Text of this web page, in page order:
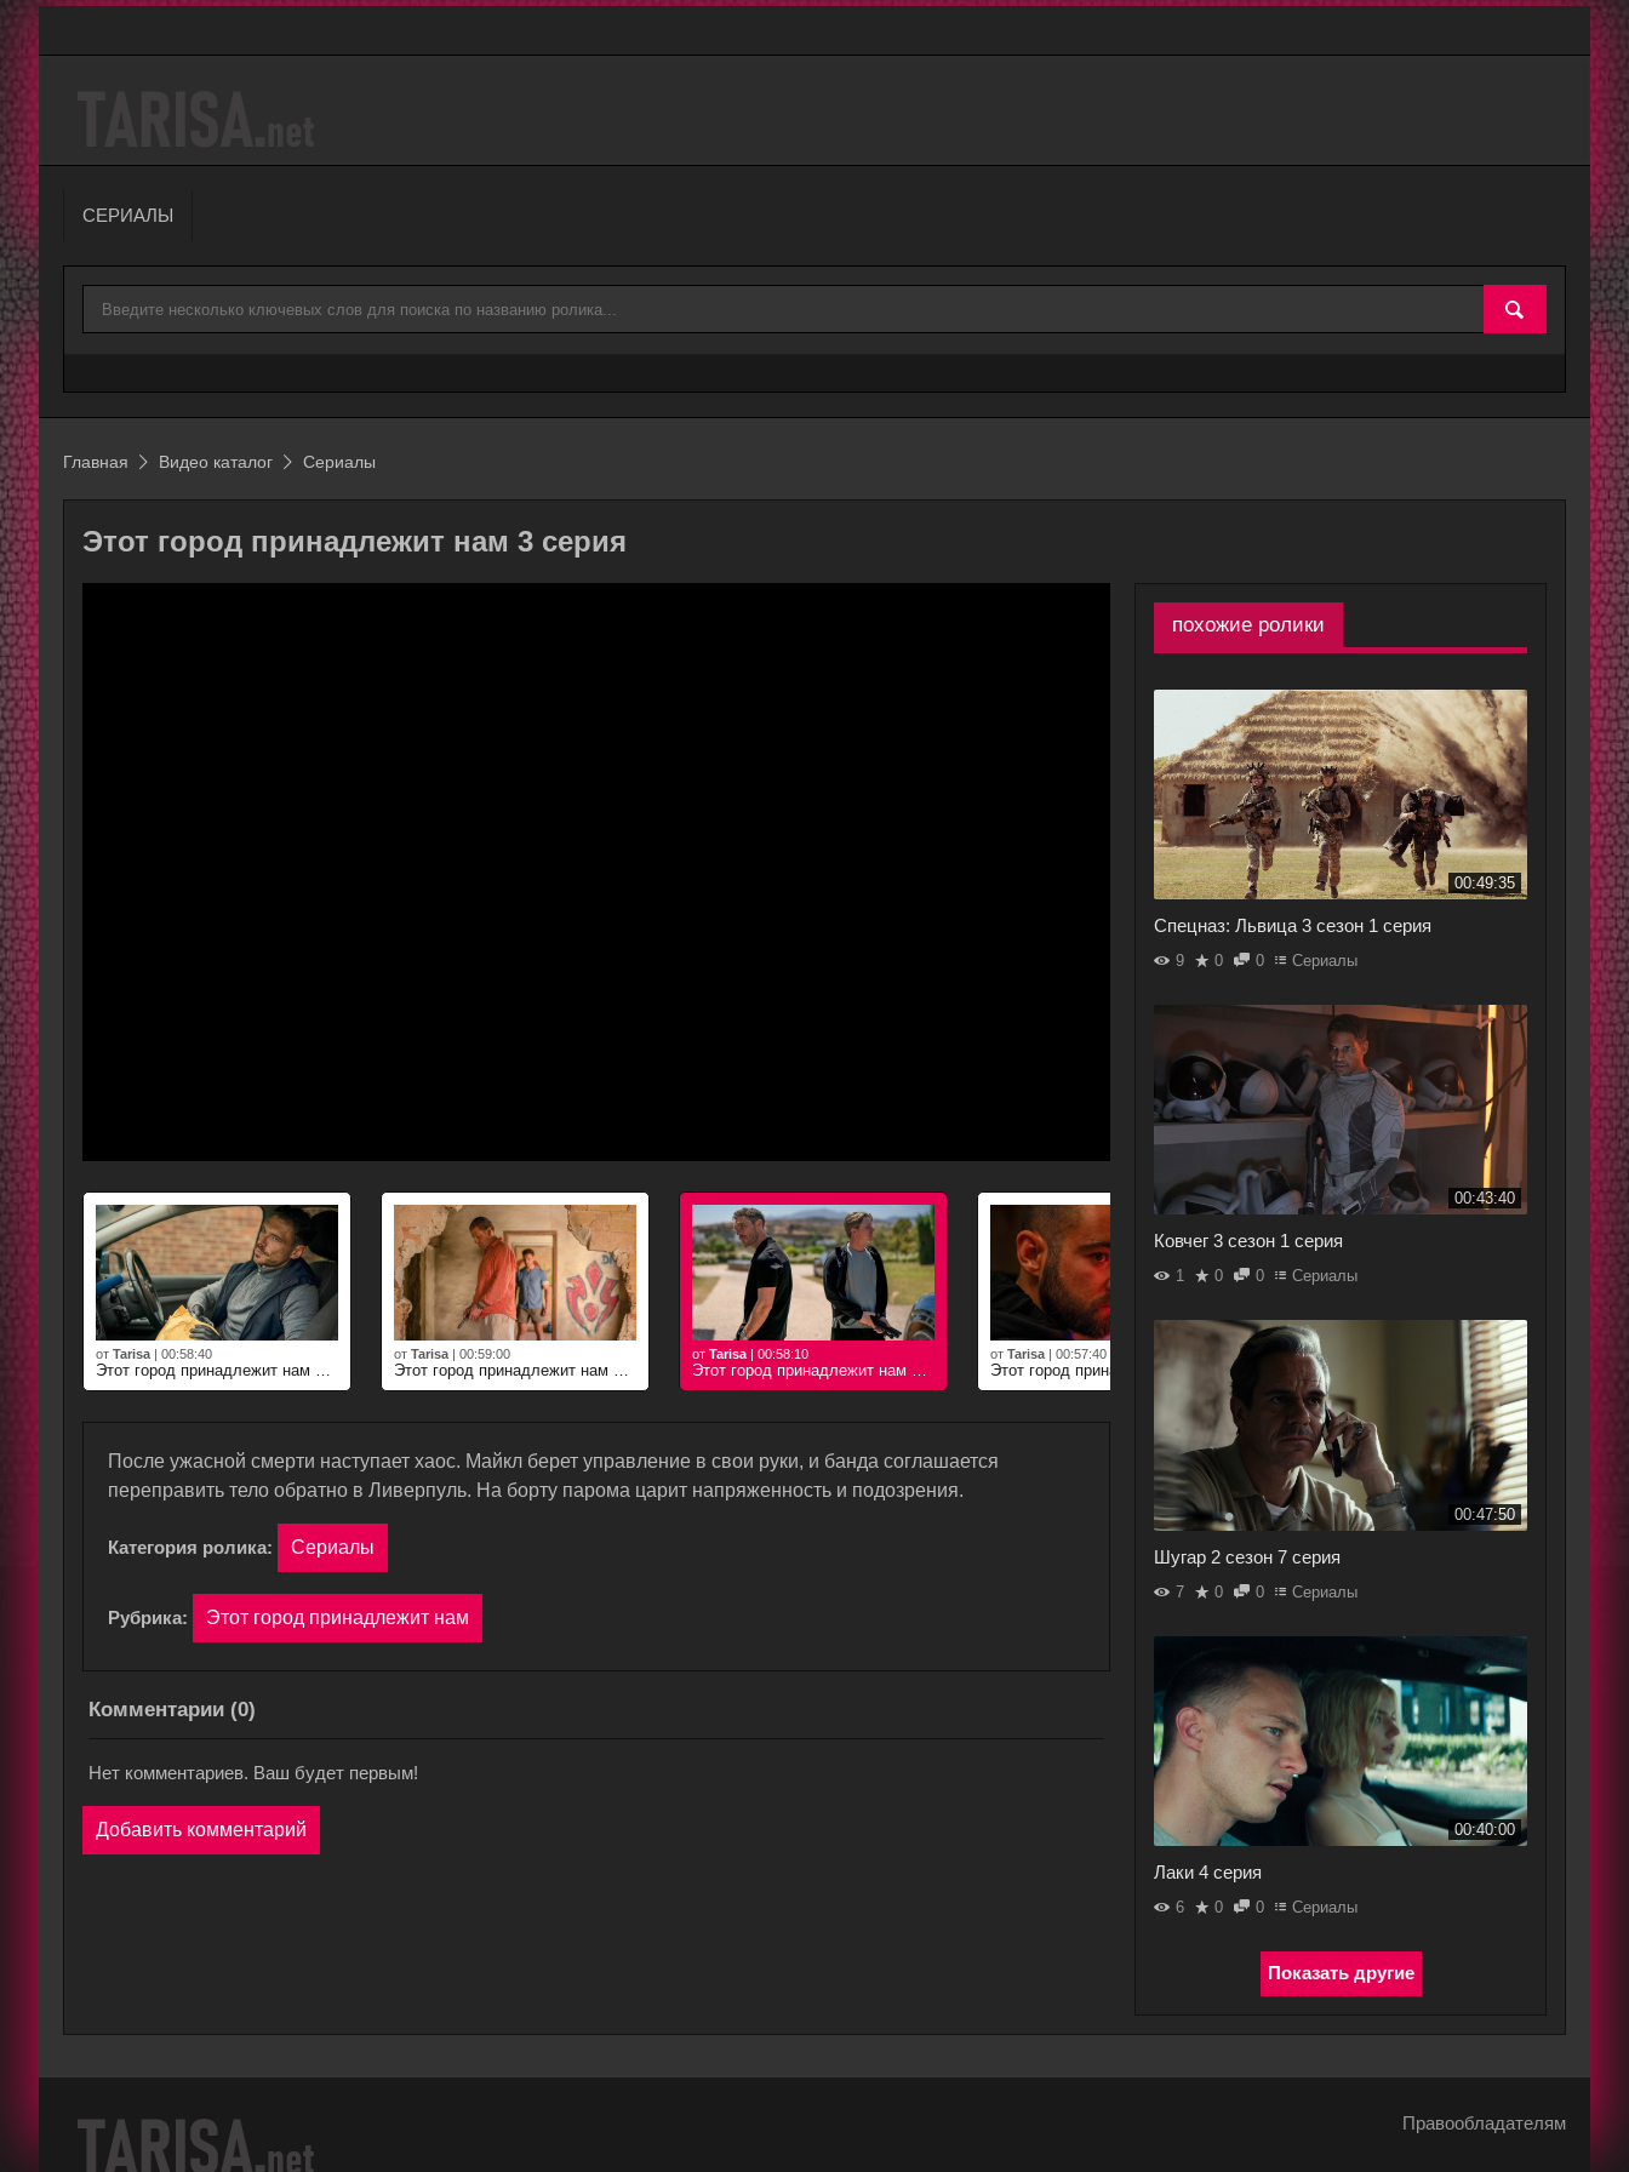
СЕРИАЛЫ
Главная Видео каталог Сериалы
Этот город принадлежит нам 3 серия
от Tarisa | 00:58:40
Этот город принадлежит нам 1 серия
от Tarisa | 00:59:00
Этот город принадлежит нам 2 серия
от Tarisa | 00:58:10
Этот город принадлежит нам 3 серия
от Tarisa | 00:57:40
После ужасной смерти наступает хаос. Майкл берет управление в свои руки, и банда соглашается
переправить тело обратно в Ливерпуль. На борту парома царит напряженность и подозрения.
Категория ролика: Сериалы
Рубрика: Этот город принадлежит нам
Комментарии (0)
Нет комментариев. Ваш будет первым!
Добавить комментарий
похожие ролики
00:49:35
Спецназ: Львица 3 сезон 1 серия
9 0 0 Сериалы
00:43:40
Ковчег 3 сезон 1 серия
1 0 0 Сериалы
00:47:50
Шугар 2 сезон 7 серия
7 0 0 Сериалы
00:40:00
Лаки 4 серия
6 0 0 Сериалы
Правообладателям